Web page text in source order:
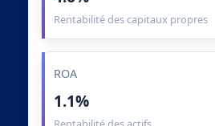
Rentabilité des capitaux propres
ROA
1.1%